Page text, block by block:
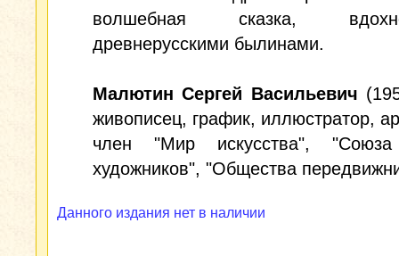
волшебная сказка,
древнерусскими былинами.
Малютин Сергей Васильевич
живописец, график, иллюстратор,
член "Мир искусства", "Союза
художников", "Общества
Данного издания нет в наличии